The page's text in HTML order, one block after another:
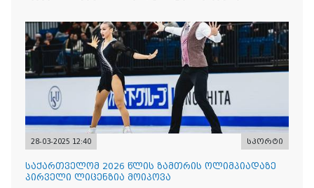
28-03-2025 12:40 სპორტი
საქართველომ 2026 წლის ზამთრის ოლიმპიადაზე
პირველი ლიცენზია მოიპოვა